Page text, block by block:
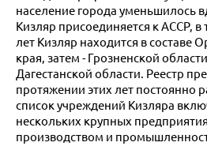
население города уменьшилось
Кизляр присоединяется к АССР, в
лет Кизляр находится в составе
края, затем - Грозненской
Дагестанской области. Реестр
протяжении этих лет постоянно
список учреждений Кизляра
нескольких крупных
производством и